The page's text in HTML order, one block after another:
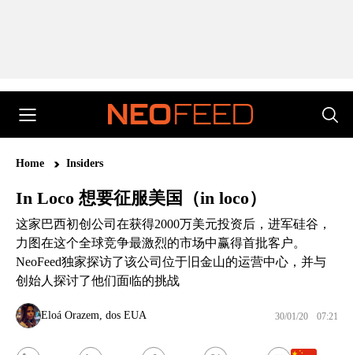
Home Insiders
In Loco 想要征服美国（in loco）
这家巴西初创公司在获得2000万美元投资后，进军硅谷，
力图在这个全球竞争最激烈的市场中赢得首批客户。
NeoFeed独家探访了该公司位于旧金山的运营中心，并与
创始人探讨了他们面临的挑战
Eloá Orazem, dos EUA 30/01/20 07:21